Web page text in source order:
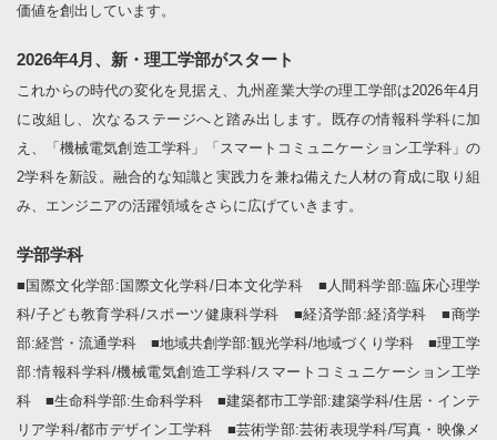
価値を創出しています。
2026年4月、新・理工学部がスタート
これからの時代の変化を見据え、九州産業大学の理工学部は2026年4月
に改組し、次なるステージへと踏み出します。既存の情報科学科に加
え、「機械電気創造工学科」「スマートコミュニケーション工学科」の
2学科を新設。融合的な知識と実践力を兼ね備えた人材の育成に取り組
み、エンジニアの活躍領域をさらに広げていきます。
学部学科
■国際文化学部:国際文化学科/日本文化学科 ■人間科学部:臨床心理学
科/子ども教育学科/スポーツ健康科学科 ■経済学部:経済学科 ■商学
部:経営・流通学科 ■地域共創学部:観光学科/地域づくり学科 ■理工学
部:情報科学科/機械電気創造工学科/スマートコミュニケーション工学
科 ■生命科学部:生命科学科 ■建築都市工学部:建築学科/住居・インテ
リア学科/都市デザイン工学科 ■芸術学部:芸術表現学科/写真・映像メ